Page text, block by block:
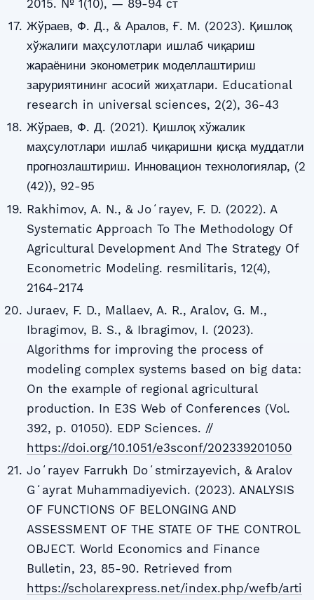
2015. № 1(10), — 89-94 ст
Жўраев, Ф. Д., & Аралов, Ғ. М. (2023). Қишлоқ
хўжалиги маҳсулотлари ишлаб чиқариш
жараёнини эконометрик моделлаштириш
заруриятининг асосий жиҳатлари. Educational
research in universal sciences, 2(2), 36-43
Жўраев, Ф. Д. (2021). Қишлоқ хўжалик
маҳсулотлари ишлаб чиқаришни қисқа муддатли
прогнозлаштириш. Инновацион технологиялар, (2
(42)), 92-95
Rakhimov, A. N., & Joʻrayev, F. D. (2022). A
Systematic Approach To The Methodology Of
Agricultural Development And The Strategy Of
Econometric Modeling. resmilitaris, 12(4),
2164-2174
Juraev, F. D., Mallaev, A. R., Aralov, G. M.,
Ibragimov, B. S., & Ibragimov, I. (2023).
Algorithms for improving the process of
modeling complex systems based on big data:
On the example of regional agricultural
production. In E3S Web of Conferences (Vol.
392, p. 01050). EDP Sciences. //
https://doi.org/10.1051/e3sconf/202339201050
Joʻrayev Farrukh Doʻstmirzayevich, & Aralov
Gʻayrat Muhammadiyevich. (2023). ANALYSIS
OF FUNCTIONS OF BELONGING AND
ASSESSMENT OF THE STATE OF THE CONTROL
OBJECT. World Economics and Finance
Bulletin, 23, 85-90. Retrieved from
https://scholarexpress.net/index.php/wefb/arti